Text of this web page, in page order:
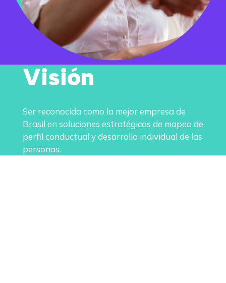
Visión
Ser reconocida como la mejor empresa de
Brasil en soluciones estratégicas de mapeo de
perfil conductual y desarrollo individual de las
personas.